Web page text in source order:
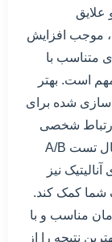
علایق
موجب افزایش
متناسب با
است. بهتر
شده برای
شخصی
تری با برند شما داشته باشند. در نهایت، ارسال تست A/B
نیز
شما کمک کند.
مناسب و با
نتیجه را از